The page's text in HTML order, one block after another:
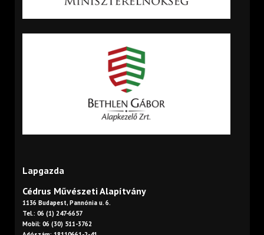
Lapgazda
Cédrus Művészeti Alapítvány
1136 Budapest, Pannónia u. 6.
Tel.: 06 (1) 247-6657
Mobil: 06 (30) 511-3762